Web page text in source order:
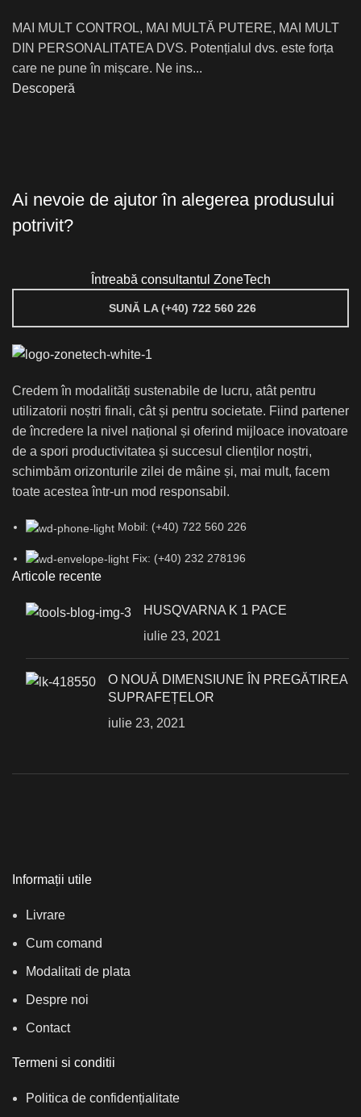
MAI MULT CONTROL, MAI MULTĂ PUTERE, MAI MULT
DIN PERSONALITATEA DVS. Potențialul dvs. este forța
care ne pune în mișcare. Ne ins...
Descoperă
Ai nevoie de ajutor în alegerea produsului
potrivit?
Întreabă consultantul ZoneTech
SUNĂ LA (+40) 722 560 226
Credem în modalități sustenabile de lucru, atât pentru
utilizatorii noștri finali, cât și pentru societate. Fiind partener
de încredere la nivel național și oferind mijloace inovatoare
de a spori productivitatea și succesul clienților noștri,
schimbăm orizonturile zilei de mâine și, mai mult, facem
toate acestea într-un mod responsabil.
Mobil: (+40) 722 560 226
Fix: (+40) 232 278196
Articole recente
HUSQVARNA K 1 PACE
iulie 23, 2021
О NOUĂ DIMENSIUNE ÎN PREGĂTIREA
SUPRAFEȚELOR
iulie 23, 2021
Informații utile
Livrare
Cum comand
Modalitati de plata
Despre noi
Contact
Termeni si conditii
Politica de confidențialitate